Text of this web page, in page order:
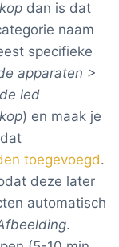
dan is dat
naam
specifieke
apparaten >
led
) en maak je
toegevoegd.
deze later
automatisch
.